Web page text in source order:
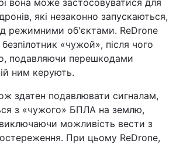
вона може застосовуватися для
дронів, які незаконно запускаються,
режимними об'єктами. ReDrone
«чужой», після чого
подавляючи перешкодами
ним керують.
здатен подавлювати сигналам,
з «чужого» БПЛА на землю,
можливість вести з
При цьому ReDrone,